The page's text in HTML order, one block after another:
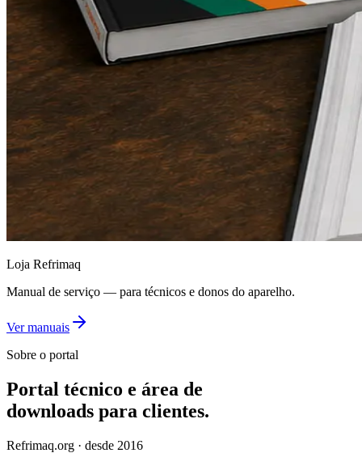
Loja Refrimaq
Manual de serviço — para técnicos e donos do aparelho.
Ver manuais
Sobre o portal
Portal técnico e área de
downloads para clientes.
Refrimaq.org · desde 2016